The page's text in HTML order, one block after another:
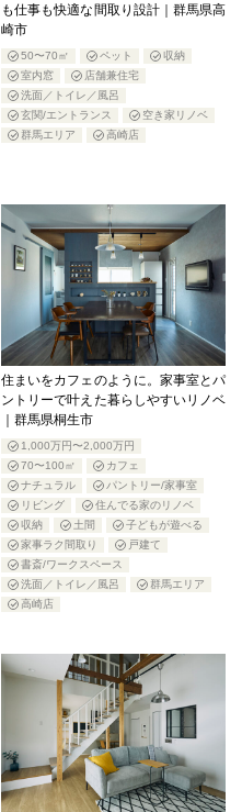
も仕事も快適な間取り設計｜群馬県高
崎市
50〜70㎡ ペット
収納
室内窓
店舗兼住宅
洗面／トイレ／風呂
玄関/エントランス
空き家リノベ
群馬エリア
高崎店
住まいをカフェのように。家事室とパ
ントリーで叶えた暮らしやすいリノベ
｜群馬県桐生市
1,000万円〜2,000万円
70〜100㎡
カフェ
ナチュラル
パントリー/家事室
リビング
住んでる家のリノベ
収納
土間
子どもが遊べる
家事ラク間取り
戸建て
書斎/ワークスペース
洗面／トイレ／風呂
群馬エリア
高崎店